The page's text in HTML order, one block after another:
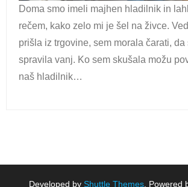
Doma smo imeli majhen hladilnik in
rečem, kako zelo mi je šel na živce.
prišla iz trgovine, sem morala čarati, da
spravila vanj. Ko sem skušala možu
naš hladilnik…
Developed by Shuttle Themes. Powered